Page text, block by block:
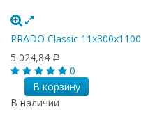
PRADO Classic 11х300х1100
5 024,84 Р
0
В корзину
В наличии